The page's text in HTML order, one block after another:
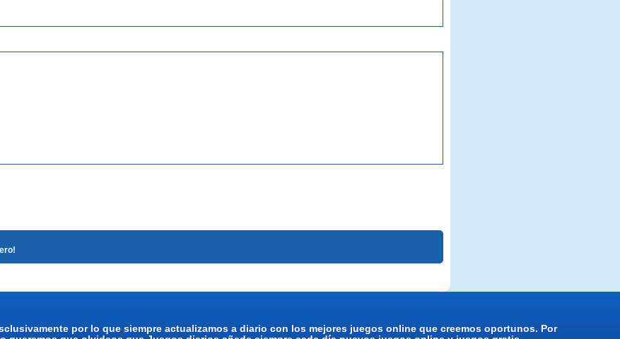
por lo que siempre actualizamos a diario con los mejores juegos online que creemos oportunos. Por